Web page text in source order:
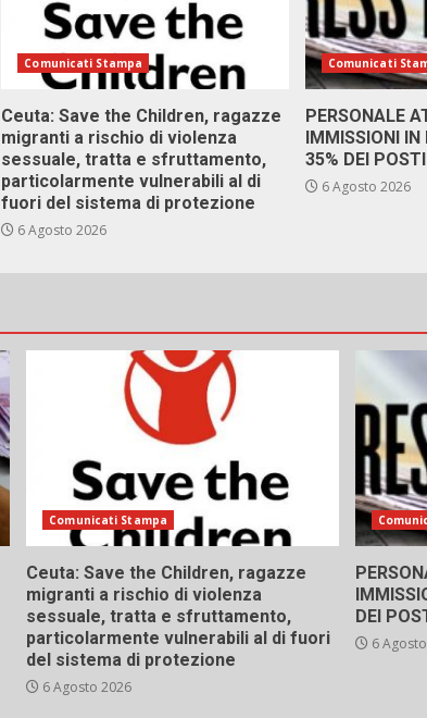
Comunicati Stampa
Ceuta: Save the Children, ragazze
migranti a rischio di violenza
sessuale, tratta e sfruttamento,
particolarmente vulnerabili al di
fuori del sistema di protezione
6 Agosto 2026
Comunicati
PERSONALE
IMMISSIONI IN
35% DEI
6 Agosto 2026
Comunicati Stampa
Ceuta: Save the Children, ragazze
migranti a rischio di violenza
sessuale, tratta e sfruttamento,
particolarmente vulnerabili al di fuori
del sistema di protezione
6 Agosto 2026
DEI
6